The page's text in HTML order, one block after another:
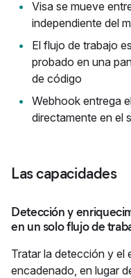
Visa se mueve
independiente del
El flujo de trabajo
probado en una
de código
Webhook entrega
directamente en el
Las capacidades
Detección y
en un solo flujo de
Tratar la detección y el
encadenado, en lugar